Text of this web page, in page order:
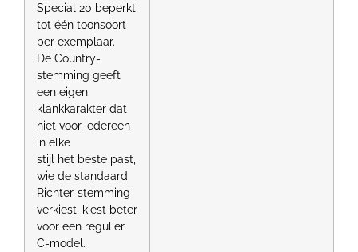
Special 20 beperkt
tot één toonsoort
per exemplaar.
De Country-
stemming geeft
een eigen
klankkarakter dat
niet voor iedereen
in elke
stijl het beste past,
wie de standaard
Richter-stemming
verkiest, kiest beter
voor een regulier
C-model.